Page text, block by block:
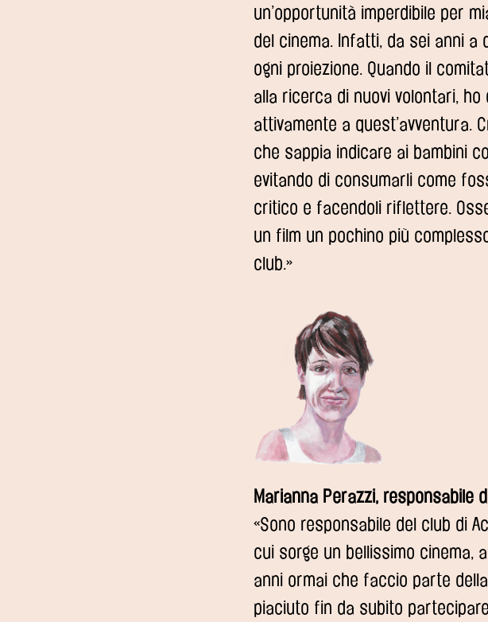
un’opportunità imperdibile per
del cinema. Infatti, da sei anni
ogni proiezione. Quando il
alla ricerca di nuovi volontari,
attivamente a quest’avventura.
che sappia indicare ai bambini
evitando di consumarli come
critico e facendoli riflettere.
un film un pochino più
club.»
Marianna Perazzi, responsabile
«Sono responsabile del club di
cui sorge un bellissimo cinema,
anni ormai che faccio parte
piaciuto fin da subito